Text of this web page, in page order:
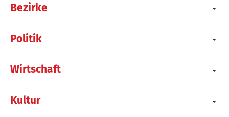
Bezirke
Politik
Wirtschaft
Kultur